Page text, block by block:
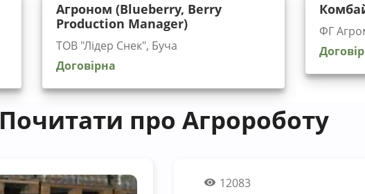
Агроном (Blueberry, Berry
Production Manager)
ТОВ "Лідер Снек", Буча
Договірна
ФГ
Почитати про Агророботу
12083